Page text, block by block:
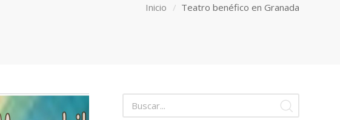
Inicio Teatro benéfico en Granada